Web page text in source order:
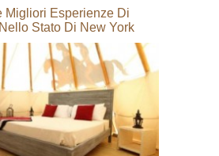
Migliori Esperienze Di
Stato Di New York